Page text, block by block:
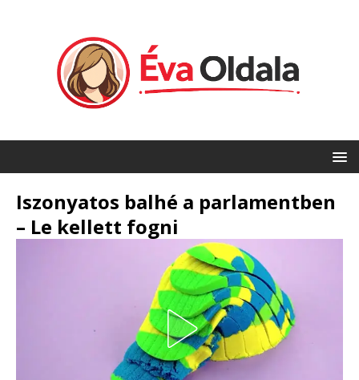
Iszonyatos balhé a parlamentben
– Le kellett fogni